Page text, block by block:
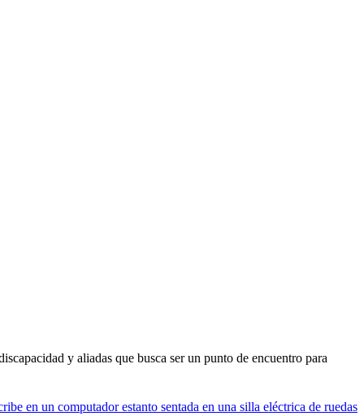
y aliadas que busca ser un punto de encuentro para